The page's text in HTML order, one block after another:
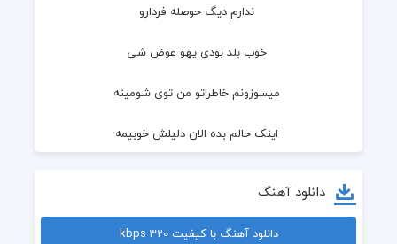
ندارم دیگ حوصله فردارو
خوب بلد بودی یهو عوض شی
میسوزونم خاطراتو من توی شومینه
اینک حالم بده الان دلیلش خوبیمه
راستی رژ قرمزت هنو رو هودیمه
دانلود آهنگ
دانلود آهنگ با کیفیت 320 kbps